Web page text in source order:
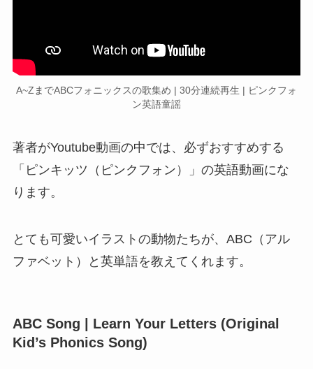
A~ZまでABCフォニックスの歌集め | 30分連続再生 | ピンクフォ
ン英語童謡
著者がYoutube動画の中では、必ずおすすめする
「ピンキッツ（ピンクフォン）」の英語動画にな
ります。
とても可愛いイラストの動物たちが、ABC（アル
ファベット）と英単語を教えてくれます。
ABC Song | Learn Your Letters (Original
Kid’s Phonics Song)